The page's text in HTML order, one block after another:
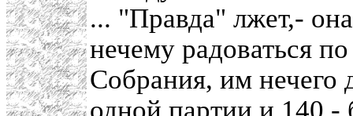
... "Правда" лжет,-
нечему радоваться
Собрания, им нечего